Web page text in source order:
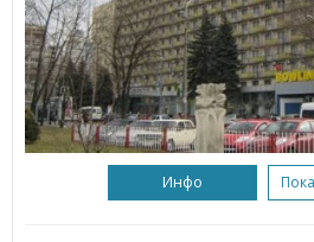
Инфо